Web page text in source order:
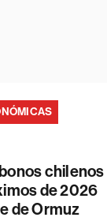
chilenos
de 2026
de Ormuz